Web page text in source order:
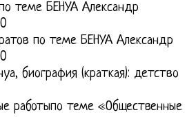
теме БЕНУА Александр
по теме БЕНУА Александр
биография (краткая): детство
работыпо теме «Общественные